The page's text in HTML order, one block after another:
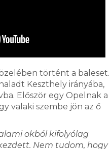
történt a baleset.
Keszthely irányába,
Először egy Opelnak a
valaki szembe jön az ő
okból kifolyólag
Nem tudom, hogy